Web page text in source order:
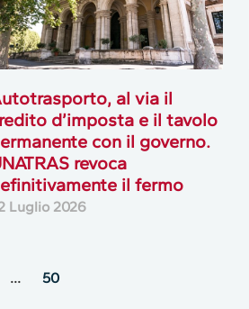
al via il
d’imposta e il tavolo
con il governo.
revoca
il fermo
Luglio 2026
… 50